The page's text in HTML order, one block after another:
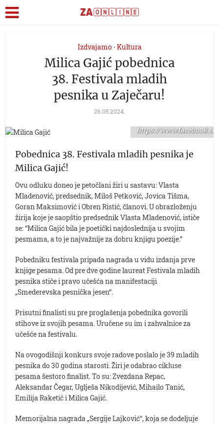
Izdvajamo • Kultura
Milica Gajić pobednica
38. Festivala mladih
pesnika u Zaječaru!
26.05.2024.
https://
Pobednica 38. Festivala mladih pesnika je
Milica Gajić!
Ovu odluku doneo je petočlani žiri u sastavu: Vlasta
Mladenović, predsednik, Miloš Petković, Jovica Tišma,
Goran Maksimović i Obren Ristić, članovi. U obrazloženju
žirija koje je saopštio predsednik Vlasta Mladenović, ističe
se: “Milica Gajić bila je poetički najdoslednija u svojim
pesmama, a to je najvažnije za dobru knjigu poezije.”
Pobedniku festivala pripada nagrada u vidu izdanja prve
knjige pesama. Od pre dve godine laureat Festivala mladih
pesnika stiče i pravo učešća na manifestaciji
„Smederevska pesnička jesen“.
Prisutni finalisti su pre proglašenja pobednika govorili
stihove iz svojih pesama. Uručene su im i zahvalnice za
učešće na festivalu.
Na ovogodišnji konkurs svoje radove poslalo je 39 mladih
pesnika do 30 godina starosti. Žiri je odabrao cikluse
pesama šestoro finalist. To su: Zvezdana Repac,
Aleksandar Čegar, Uglješa Nikodijević, Mihailo Tanić,
Emilija Raketić i Milica Gajić.
Memorijalna nagrada „Sergije Lajković“, koja se dodeljuje